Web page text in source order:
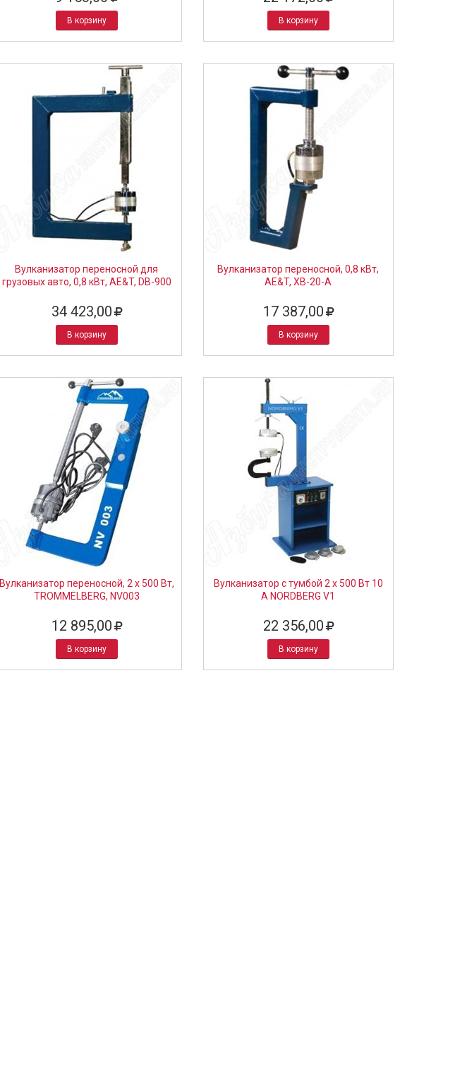
В корзину В корзину
Вулканизатор переносной для
грузовых авто, 0,8 кВт, AE&T, DB-900
34 423,00
В корзину
Вулканизатор переносной, 0,8 кВт,
AE&T, XB-20-A
17 387,00
В корзину
Вулканизатор переносной, 2 х 500 Вт,
TROMMELBERG, NV003
12 895,00
В корзину
Вулканизатор с тумбой 2 х 500 Вт 10
А NORDBERG V1
22 356,00
В корзину